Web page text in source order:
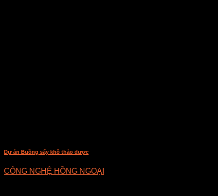
Dự án Buồng sấy khô thảo dược
CÔNG NGHỆ HỒNG NGOẠI